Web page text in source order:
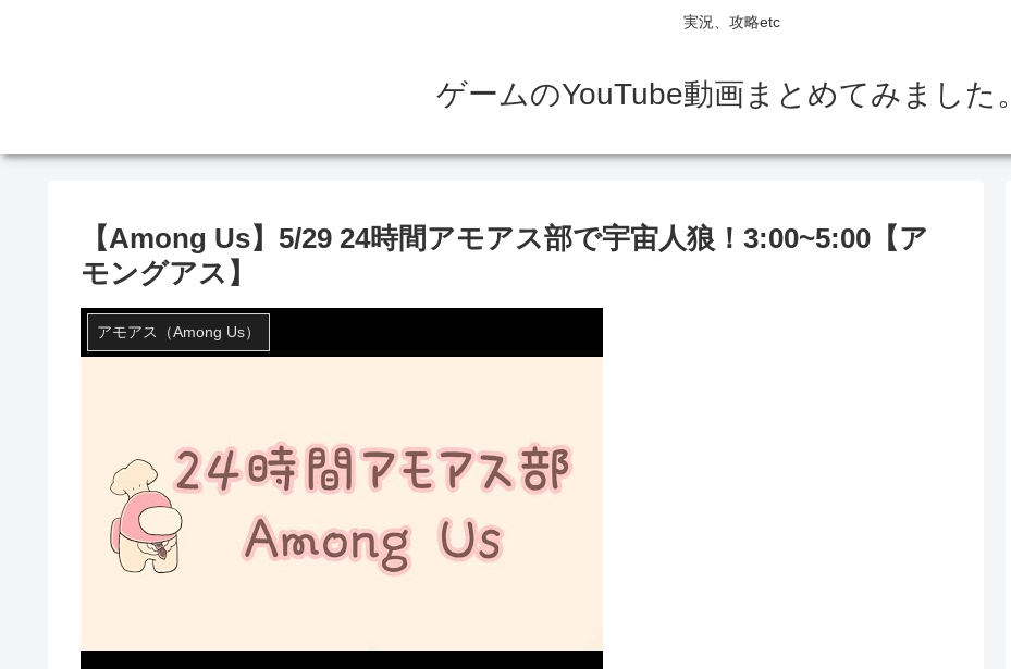
実況、攻略etc
ゲームのYouTube動画まとめてみました。
【Among Us】5/29 24時間アモアス部で宇宙人狼！3:00~5:00【ア
モングアス】
アモアス（Among Us）